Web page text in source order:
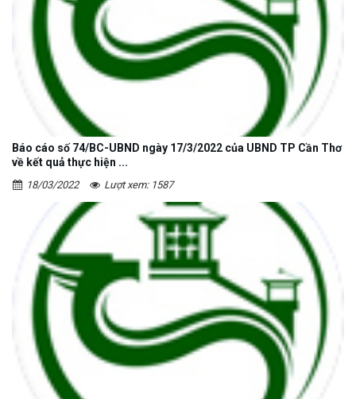
Báo cáo số 74/BC-UBND ngày 17/3/2022 của UBND TP Cần Thơ
về kết quả thực hiện ...
18/03/2022 Lượt xem: 1587